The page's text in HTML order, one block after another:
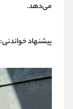
می‌دهد.
پیشنهاد خواندنی: